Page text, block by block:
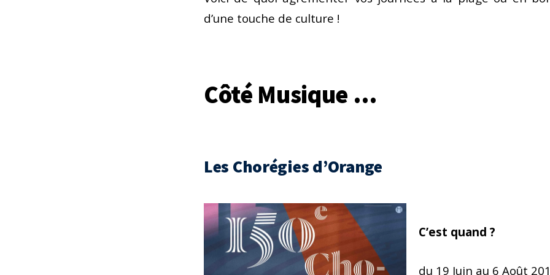
d’une touche de culture !
Côté Musique …
Les Chorégies d’Orange
C’est quand ?
du 19 Juin au 6 Août